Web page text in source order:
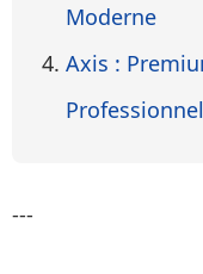
Moderne
Axis :
Professionnel
---